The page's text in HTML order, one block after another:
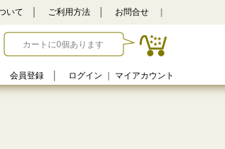
いて ご利用方法 お問合せ
カートに0個あります
会員登録 ログイン マイアカウント